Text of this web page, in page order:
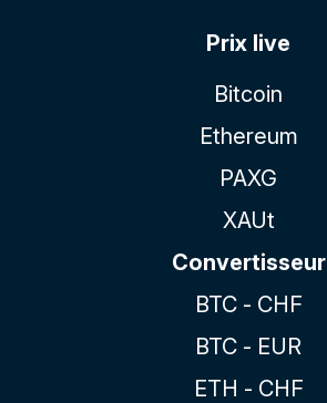
Prix live
Bitcoin
Ethereum
PAXG
XAUt
Convertisseur
BTC - CHF
BTC - EUR
ETH - CHF